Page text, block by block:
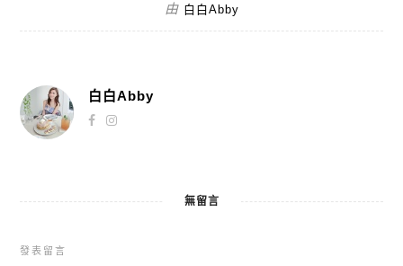
由 白白Abby
白白Abby
無留言
發表留言